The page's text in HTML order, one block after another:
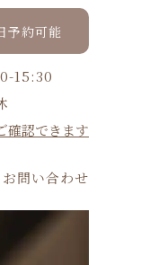
予約可能
15:30
確認できます
お問い合わせ